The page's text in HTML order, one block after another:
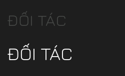
ĐỐI TÁC
ĐỐI TÁC